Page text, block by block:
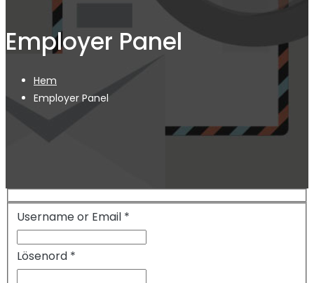
Employer Panel
Hem
Employer Panel
Username or Email *
Lösenord *